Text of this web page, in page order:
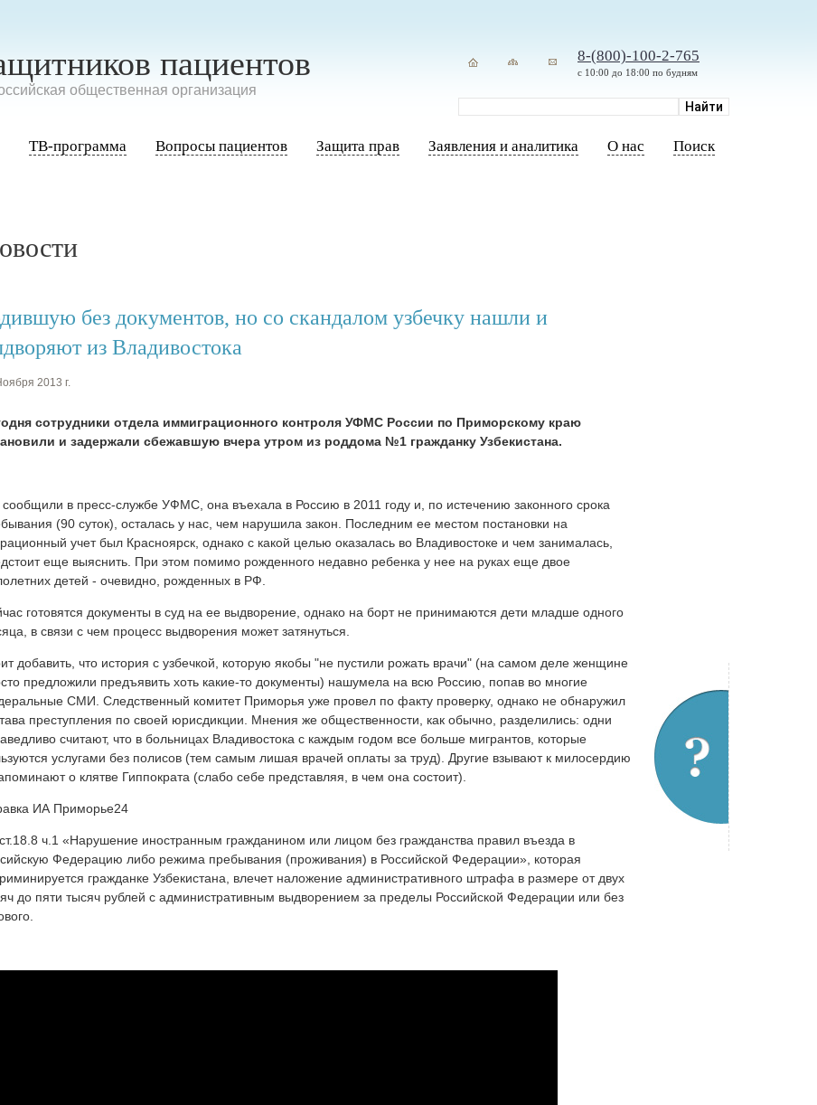
пациентов
общественная организация
8-(800)-100-2-765
с 10:00 до 18:00 по будням
ТВ-программа Вопросы пациентов Защита прав Заявления и аналитика О нас Поиск
без документов, но со скандалом узбечку нашли и
из Владивостока
2013 г.
сотрудники отдела иммиграционного контроля УФМС России по Приморскому краю
и задержали сбежавшую вчера утром из роддома №1 гражданку Узбекистана.
сообщили в пресс-службе УФМС, она въехала в Россию в 2011 году и, по истечению законного срока
(90 суток), осталась у нас, чем нарушила закон. Последним ее местом постановки на
учет был Красноярск, однако с какой целью оказалась во Владивостоке и чем занималась,
еще выяснить. При этом помимо рожденного недавно ребенка у нее на руках еще двое
детей - очевидно, рожденных в РФ.
готовятся документы в суд на ее выдворение, однако на борт не принимаются дети младше одного
в связи с чем процесс выдворения может затянуться.
добавить, что история с узбечкой, которую якобы "не пустили рожать врачи" (на самом деле женщине
предложили предъявить хоть какие-то документы) нашумела на всю Россию, попав во многие
СМИ. Следственный комитет Приморья уже провел по факту проверку, однако не обнаружил
преступления по своей юрисдикции. Мнения же общественности, как обычно, разделились: одни
считают, что в больницах Владивостока с каждым годом все больше мигрантов, которые
услугами без полисов (тем самым лишая врачей оплаты за труд). Другие взывают к милосердию
о клятве Гиппократа (слабо себе представляя, в чем она состоит).
ИА Приморье24
ч.1 «Нарушение иностранным гражданином или лицом без гражданства правил въезда в
Федерацию либо режима пребывания (проживания) в Российской Федерации», которая
гражданке Узбекистана, влечет наложение административного штрафа в размере от двух
до пяти тысяч рублей с административным выдворением за пределы Российской Федерации или без